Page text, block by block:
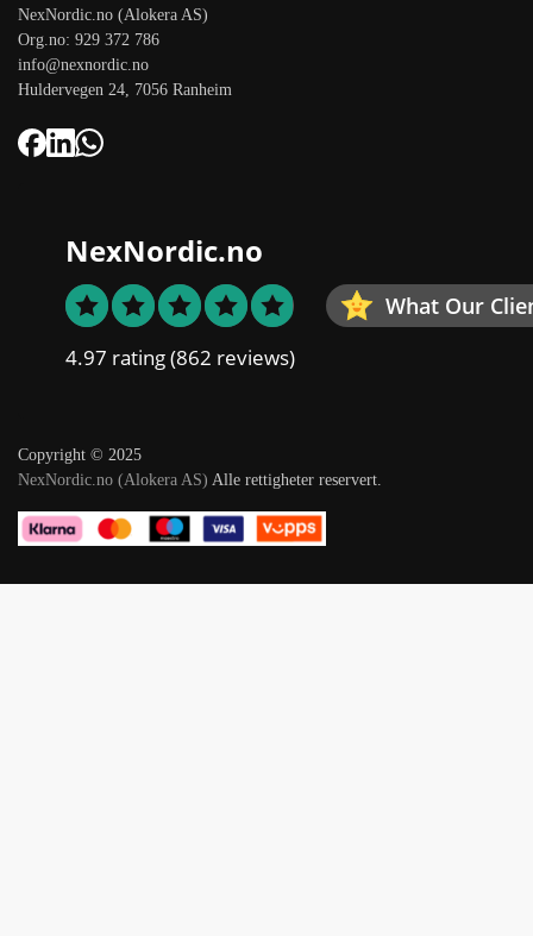
NexNordic.no (Alokera AS)
Org.no: 929 372 786
info@nexnordic.no
Huldervegen 24, 7056 Ranheim
NexNordic.no
What Our
4.97 rating(862 reviews)
Copyright © 2025
NexNordic.no (Alokera AS) Alle rettigheter reservert.